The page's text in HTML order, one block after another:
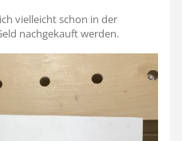
vielleicht schon in der
nachgekauft werden.